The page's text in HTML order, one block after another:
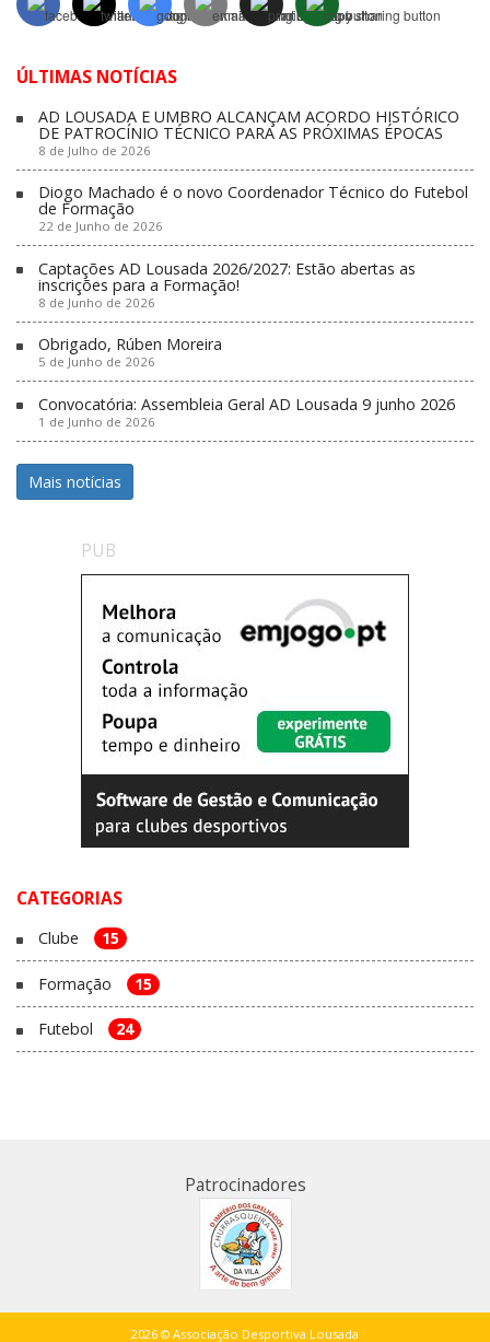
ÚLTIMAS NOTÍCIAS
AD LOUSADA E UMBRO ALCANÇAM ACORDO HISTÓRICO
DE PATROCÍNIO TÉCNICO PARA AS PRÓXIMAS ÉPOCAS
8 de Julho de 2026
Diogo Machado é o novo Coordenador Técnico do Futebol
de Formação
22 de Junho de 2026
Captações AD Lousada 2026/2027: Estão abertas as
inscrições para a Formação!
8 de Junho de 2026
Obrigado, Rúben Moreira
5 de Junho de 2026
Convocatória: Assembleia Geral AD Lousada 9 junho 2026
1 de Junho de 2026
Mais notícias
PUB
CATEGORIAS
Clube 15
Formação 15
Futebol 24
Patrocinadores
2026 © Associação Desportiva Lousada